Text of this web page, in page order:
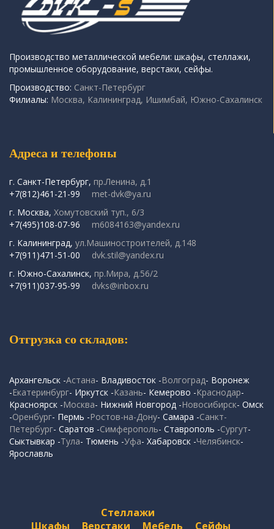
Производство металлической мебели: шкафы, стеллажи,
промышленное оборудование, верстаки, сейфы.
Производство: Санкт-Петербург
Филиалы: Москва, Калининград, Ишимбай, Южно-Сахалинск
Адреса и телефоны
г. Санкт-Петербург, пр.Ленина, д.1
+7(812)461-21-99
met-dvk@ya.ru
г. Москва, Хомутовский туп., 6/3
+7(495)108-07-96
m6084163@yandex.ru
г. Калининград, ул.Машиностроителей, д.148
+7(911)471-51-00
dvk.stil@yandex.ru
г. Южно-Сахалинск, пр.Мира, д.56/2
+7(911)037-95-99
dvks@inbox.ru
Отгрузка со складов:
Архангельск -Астана- Владивосток -Волгоград- Воронеж
-Екатеринбург- Иркутск -Казань- Кемерово -Краснодар-
Красноярск -Москва- Нижний Новгород -Новосибирск- Омск
-Оренбург- Пермь -Ростов-на-Дону- Самара -Санкт-
Петербург- Саратов -Симферополь- Ставрополь -Сургут-
Сыктывкар -Тула- Тюмень -Уфа- Хабаровск -Челябинск-
Ярославль
Стеллажи
Шкафы
Верстаки Мебель Сейфы